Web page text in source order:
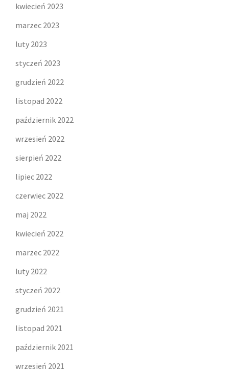
kwiecień 2023
marzec 2023
luty 2023
styczeń 2023
grudzień 2022
listopad 2022
październik 2022
wrzesień 2022
sierpień 2022
lipiec 2022
czerwiec 2022
maj 2022
kwiecień 2022
marzec 2022
luty 2022
styczeń 2022
grudzień 2021
listopad 2021
październik 2021
wrzesień 2021